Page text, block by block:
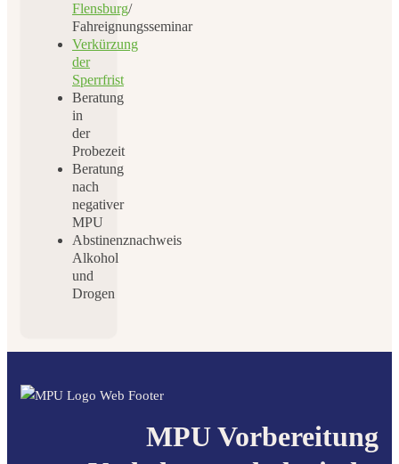
Flensburg/
Fahreignungsseminar
Verkürzung
der
Sperrfrist
Beratung
in
der
Probezeit
Beratung
nach
negativer
MPU
Abstinenznachweis
Alkohol
und
Drogen
MPU Vorbereitung